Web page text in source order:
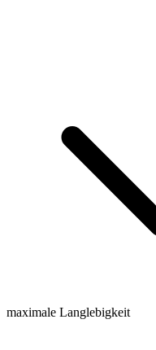
maximale Langlebigkeit